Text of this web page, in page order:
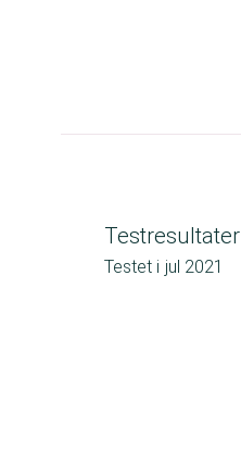
Testresultater
Testet i jul 2021